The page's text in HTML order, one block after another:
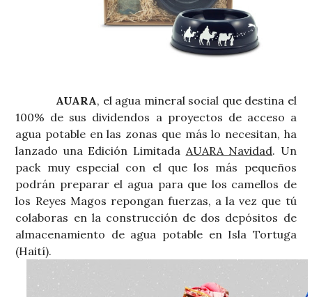
AUARA, el agua mineral social que destina el
100% de sus dividendos a proyectos de acceso a
agua potable en las zonas que más lo necesitan, ha
lanzado una Edición Limitada AUARA Navidad. Un
pack muy especial con el que los más pequeños
podrán preparar el agua para que los camellos de
los Reyes Magos repongan fuerzas, a la vez que tú
colaboras en la construcción de dos depósitos de
almacenamiento de agua potable en Isla Tortuga
(Haití).